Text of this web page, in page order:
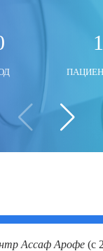
Ozdogan)
Yildiz)
Halezeroglu)
Erkanli)
Safra)
(Shlomi Constantini)
Davidovich)
Luger)
Ассаф Арофе (с